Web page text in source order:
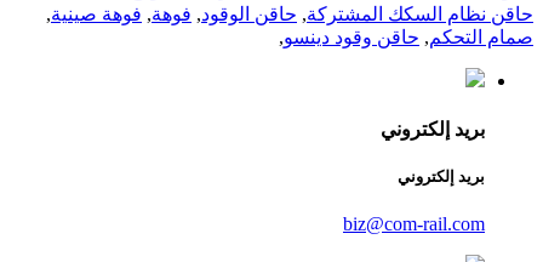
حاقن نظام السكك المشتركة, حاقن الوقود, فوهة, فوهة صينية,
صمام التحكم, حاقن وقود دينسو,
بريد إلكتروني
بريد إلكتروني
biz@com-rail.com